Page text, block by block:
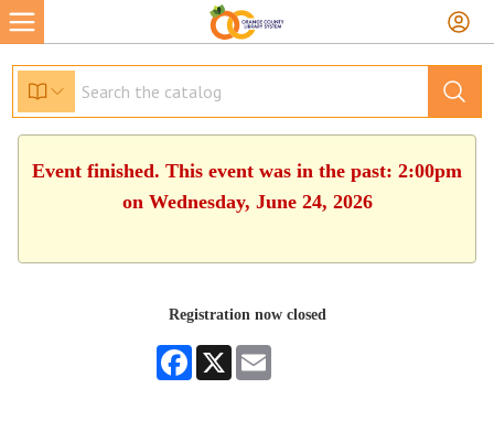
Event finished. This event was in the past: 2:00pm
on Wednesday, June 24, 2026
Registration now closed
Facebook
X